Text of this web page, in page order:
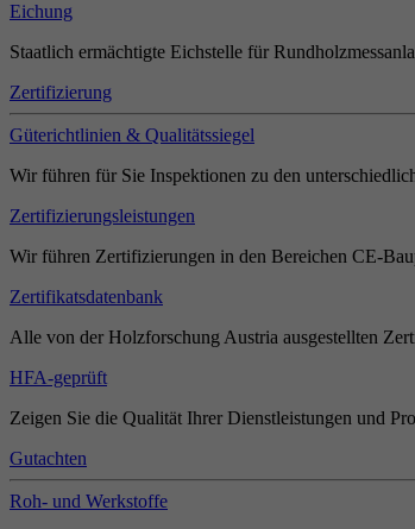
Eichung
Staatlich ermächtigte Eichstelle für
Zertifizierung
Güterichtlinien & Qualitätssiegel
Wir führen für Sie Inspektionen zu den
Zertifizierungsleistungen
Wir führen Zertifizierungen in den Bereichen CE-
Zertifikatsdatenbank
Alle von der Holzforschung Austria ausgestellten
HFA-geprüft
Zeigen Sie die Qualität Ihrer Dienstleistungen und
Gutachten
Roh- und Werkstoffe